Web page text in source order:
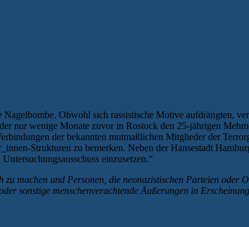
Obwohl sich rassistische Motive aufdrängten,
nur wenige Monate zuvor in Rostock den 25-jährigen
der bekannten mutmaßlichen Mitglieder der
Strukturen zu bemerken. Neben der Hansestadt
einzusetzen.“
machen und Personen, die neonazistischen Parteien oder
sonstige menschenverachtende Äußerungen in